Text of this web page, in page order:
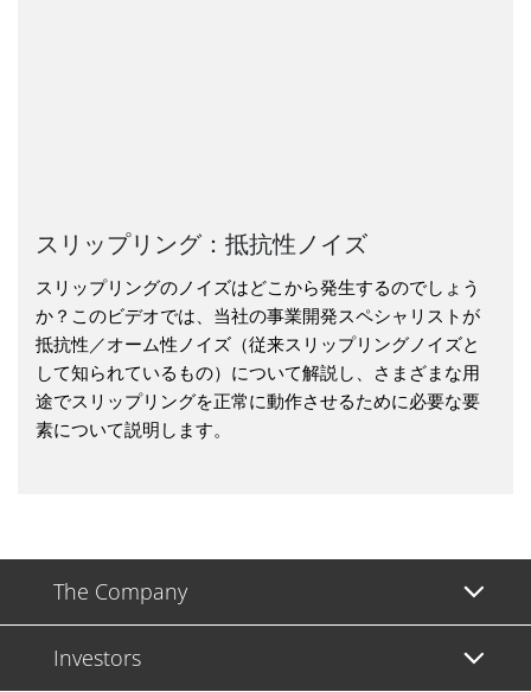
スリップリング：抵抗性ノイズ
スリップリングのノイズはどこから発生するのでしょう
か？このビデオでは、当社の事業開発スペシャリストが
抵抗性／オーム性ノイズ（従来スリップリングノイズと
して知られているもの）について解説し、さまざまな用
途でスリップリングを正常に動作させるために必要な要
素について説明します。
The Company
Investors